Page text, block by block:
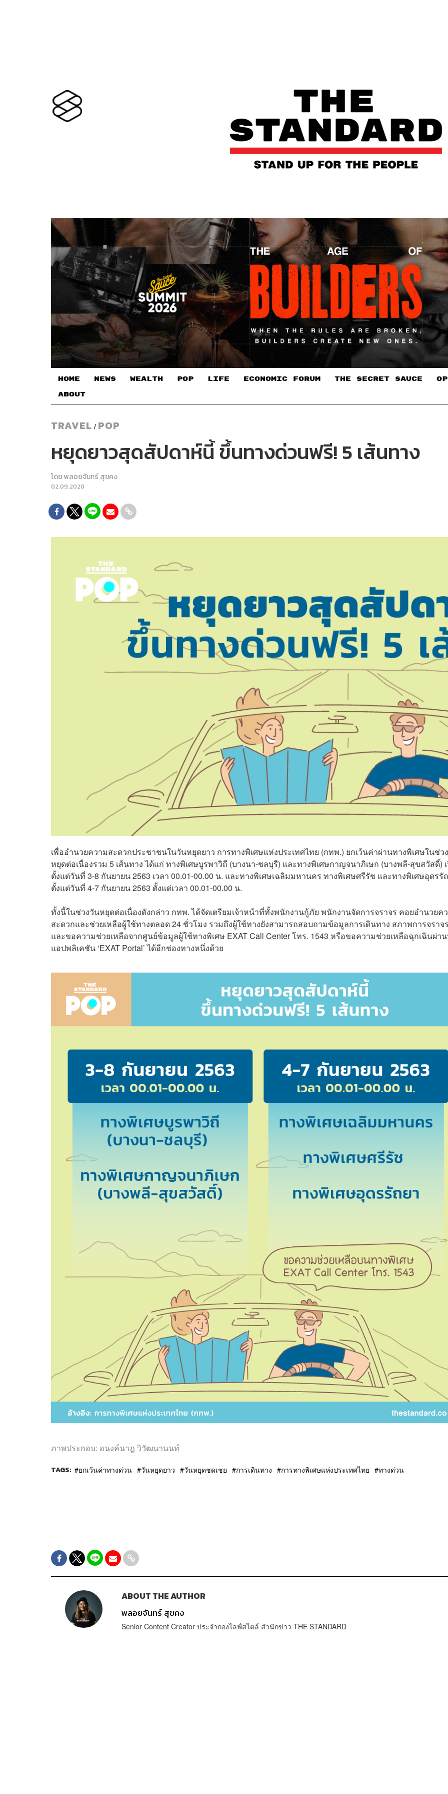
HOME NEWS WEALTH POP LIFE ECONOMIC FORUM THE SECRET SAUCE​
ABOUT
TRAVEL / POP
หยุดยาวสุดสัปดาห์นี้ ขึ้นทางด่วนฟรี! 5 เส้นทาง
โดยพลอยจันทร์ สุขคง
02.09.2020
เพื่ออำนวยความสะดวกประชาชนในวันหยุดยาว การทางพิเศษแห่งประเทศไทย (กทพ.) ยกเว้นค่าผ่านทางพิเศษในช่ว
หยุดต่อเนื่องรวม 5 เส้นทาง ได้แก่ ทางพิเศษบูรพาวิถี (บางนา-ชลบุรี) และทางพิเศษกาญจนาภิเษก (บางพลี-สุขสวัสดิ์)
ตั้งแต่วันที่ 3-8 กันยายน 2563 เวลา 00.01-00.00 น. และทางพิเศษเฉลิมมหานคร ทางพิเศษศรีรัช และทางพิเศษอุดรรั
ตั้งแต่วันที่ 4-7 กันยายน 2563 ตั้งแต่เวลา 00.01-00.00 น.
ทั้งนี้ในช่วงวันหยุดต่อเนื่องดังกล่าว กทพ. ได้จัดเตรียมเจ้าหน้าที่ทั้งพนักงานกู้ภัย พนักงานจัดการจราจร คอยอำนวยค
สะดวกและช่วยเหลือผู้ใช้ทางตลอด 24 ชั่วโมง รวมถึงผู้ใช้ทางยังสามารถสอบถามข้อมูลการเดินทาง สภาพการจราจ
และขอความช่วยเหลือจากศูนย์ข้อมูลผู้ใช้ทางพิเศษ EXAT Call Center โทร. 1543 หรือขอความช่วยเหลือฉุกเฉินผ่า
แอปพลิเคชัน ‘EXAT Portal’ ได้อีกช่องทางหนึ่งด้วย
ภาพประกอบ: อนงค์นาฎ วิวัฒนานนท์
TAGS: ยกเว้นค่าทางด่วน วันหยุดยาว วันหยุดชดเชย การเดินทาง การทางพิเศษแห่งประเทศไทย ทางด่วน
ABOUT THE AUTHOR
พลอยจันทร์ สุขคง
Senior Content Creator ประจำกองไลฟ์สไตล์ สำนักข่าว THE STANDARD